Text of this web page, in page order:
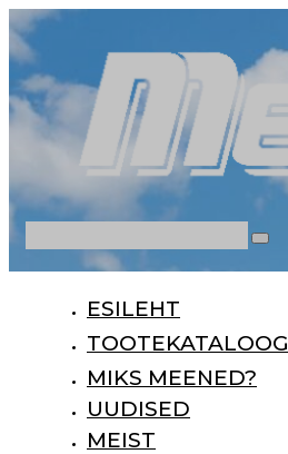
ESILEHT
TOOTEKATALOOG
MIKS MEENED?
UUDISED
MEIST